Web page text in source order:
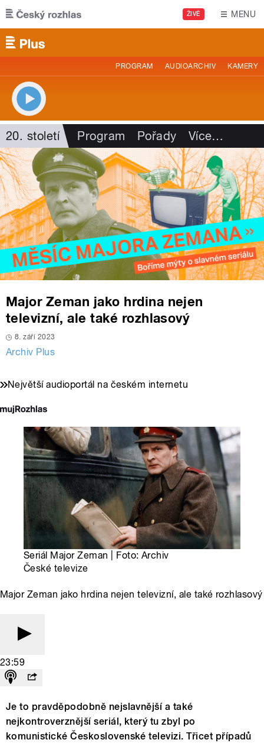
Přejít k hlavnímu obsahu
ŽIVĚ MENU
PROGRAM AUDIOARCHIV KAMERY
20. století Program Pořady Více…
Major Zeman jako hrdina nejen
televizní, ale také rozhlasový
8. září 2023
Archiv Plus
Největší audioportál na českém internetu
Seriál Major Zeman | Foto: Archiv
České televize
Major Zeman jako hrdina nejen televizní, ale také rozhlasový
23:59
Je to pravděpodobně nejslavnější a také
nejkontroverznější seriál, který tu zbyl po
komunistické Československé televizi. Třicet případů